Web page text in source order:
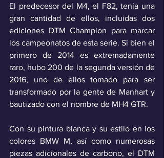
El predecesor del M4, el F82, tenía una
gran cantidad de ellos, incluidas dos
ediciones DTM Champion para marcar
los campeonatos de esta serie. Si bien el
primero de 2014 es extremadamente
raro, hubo 200 de la segunda versión de
2016, uno de ellos tomado para ser
transformado por la gente de Manhart y
bautizado con el nombre de MH4 GTR.
Con su pintura blanca y su estilo en los
colores BMW M, así como numerosas
piezas adicionales de carbono, el DTM